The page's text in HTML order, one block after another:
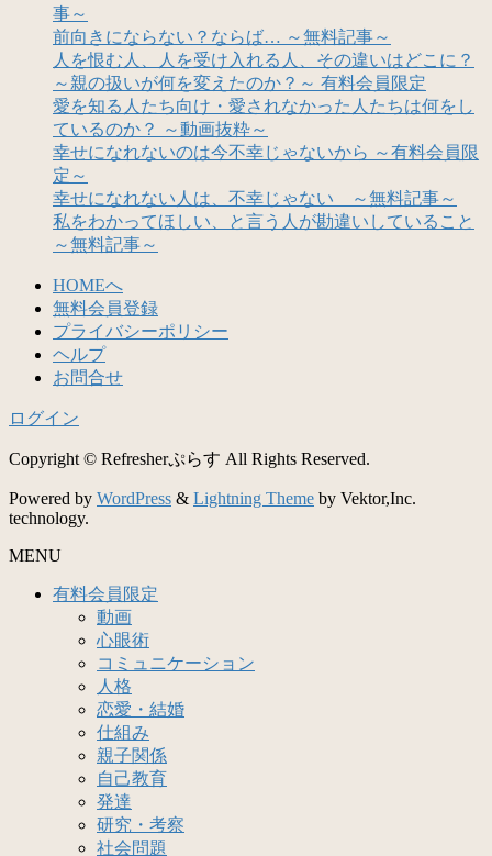
事～
前向きにならない？ならば… ～無料記事～
人を恨む人、人を受け入れる人、その違いはどこに？
～親の扱いが何を変えたのか？～ 有料会員限定
愛を知る人たち向け・愛されなかった人たちは何をし
ているのか？ ～動画抜粋～
幸せになれないのは今不幸じゃないから ～有料会員限
定～
幸せになれない人は、不幸じゃない ～無料記事～
私をわかってほしい、と言う人が勘違いしていること
～無料記事～
HOMEへ
無料会員登録
プライバシーポリシー
ヘルプ
お問合せ
ログイン
Copyright © Refresherぷらす All Rights Reserved.
Powered by WordPress & Lightning Theme by Vektor,Inc.
technology.
MENU
有料会員限定
動画
心眼術
コミュニケーション
人格
恋愛・結婚
仕組み
親子関係
自己教育
発達
研究・考察
社会問題